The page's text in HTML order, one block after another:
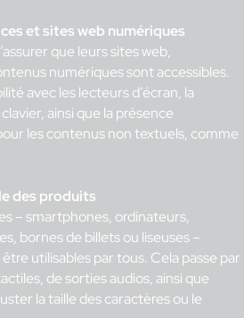
et sites web numériques
que leurs sites web,
numériques sont accessibles.
avec les lecteurs d’écran, la
ainsi que la présence
les contenus non textuels, comme
des produits
– smartphones, ordinateurs,
bornes de billets ou liseuses –
utilisables par tous. Cela passe par
de sorties audios, ainsi que
la taille des caractères ou le